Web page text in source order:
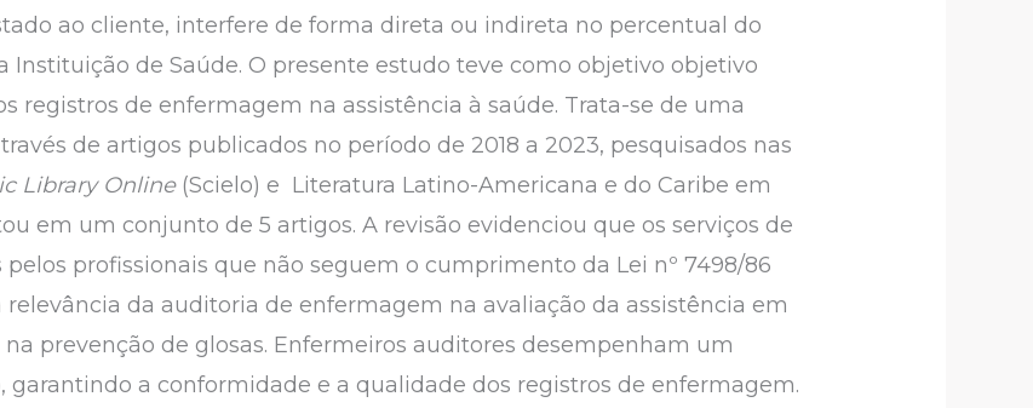
ao cliente, interfere de forma direta ou indireta no percentual do
de Saúde. O presente estudo teve como objetivo objetivo
registros de enfermagem na assistência à saúde. Trata-se de uma
de artigos publicados no período de 2018 a 2023, pesquisados nas
Library Online(Scielo) e Literatura Latino-Americana e do Caribe em
em um conjunto de 5 artigos. A revisão evidenciou que os serviços de
profissionais que não seguem o cumprimento da Lei nº 7498/86
relevância da auditoria de enfermagem na avaliação da assistência em
prevenção de glosas. Enfermeiros auditores desempenham um
garantindo a conformidade e a qualidade dos registros de enfermagem.